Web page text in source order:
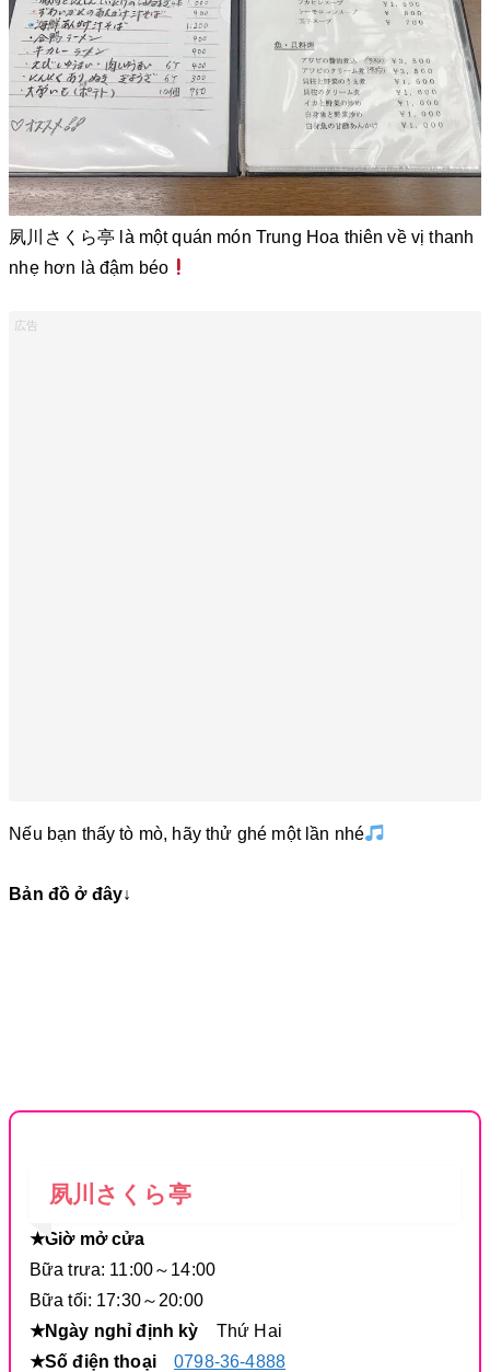
夙川さくら亭 là một quán món Trung Hoa thiên về vị thanh
nhẹ hơn là đậm béo
Nếu bạn thấy tò mò, hãy thử ghé một lần nhé
Bản đồ ở đây↓
夙川さくら亭
★Giờ mở cửa
Bữa trưa: 11:00～14:00
Bữa tối: 17:30～20:00
★Ngày nghỉ định kỳ Thứ Hai
★Số điện thoại
0798-36-4888